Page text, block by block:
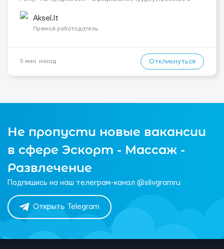
плату для квалифицированного сантехника 9,5 евро/час, ...
Aksel.lt
Прямой работодатель
5 мин. назад Откликнуться
Не пропусти новые вакансии
в сфере Эскорт - Массаж -
Развлечение
Подпишись на наш телеграм-канал @slivgramru
Открыть Telegram